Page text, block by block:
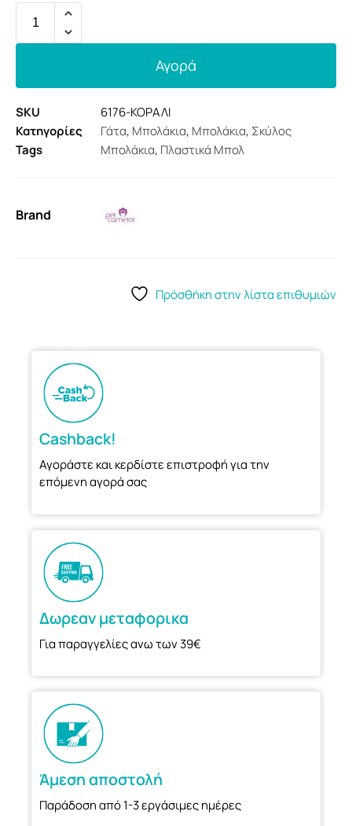
Αγορά
SKU
6176-ΚΟΡΑΛΙ
Κατηγορίες
Γάτα, Μπολάκια, Μπολάκια, Σκύλος
Tags
Μπολάκια, Πλαστικά Μπολ
Brand
Πρόσθήκη στην λίστα επιθυμιών
Cashback!
Αγοράστε και κερδίστε επιστροφή για την
επόμενη αγορά σας
Δωρεαν μεταφορικα
Για παραγγελίες ανω των 39€
Άμεση αποστολή
Παράδοση από 1-3 εργάσιμες ημέρες